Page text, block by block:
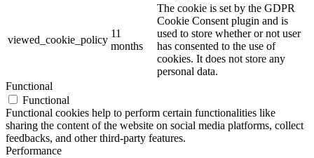
viewed_cookie_policy
11
months
The cookie is set by the GDPR
Cookie Consent plugin and is
used to store whether or not user
has consented to the use of
cookies. It does not store any
personal data.
Functional
Functional
Functional cookies help to perform certain functionalities like
sharing the content of the website on social media platforms, collect
feedbacks, and other third-party features.
Performance